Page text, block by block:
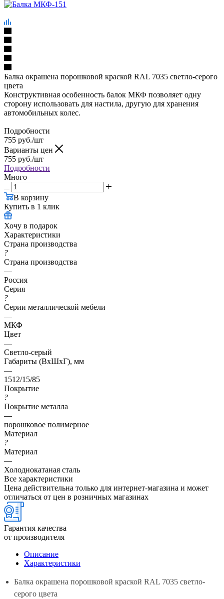
Балка окрашена порошковой краской RAL 7035 светло-серого
цвета
Конструктивная особенность балок МКФ позволяет одну
сторону использовать для настила, другую для хранения
автомобильных колес.
Подробности
755 руб./шт
Варианты цен
755 руб./шт
Подробности
Много
В корзину
Купить в 1 клик
Хочу в подарок
Характеристики
Страна производства
?
Страна производства
—
Россия
Серия
?
Серии металлической мебели
—
МКФ
Цвет
—
Светло-серый
Габариты (ВхШхГ), мм
—
1512/15/85
Покрытие
?
Покрытие металла
—
порошковое полимерное
Материал
?
Материал
—
Холоднокатаная сталь
Все характеристики
Цена действительна только для интернет-магазина и может
отличаться от цен в розничных магазинах
Гарантия качества
от производителя
Описание
Характеристики
Балка окрашена порошковой краской RAL 7035 светло-
серого цвета